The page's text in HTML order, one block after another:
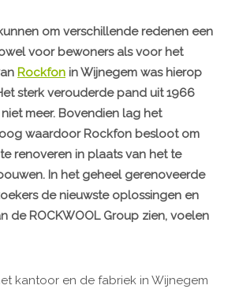
om verschillende redenen een
voor bewoners als voor het
Rockfon in Wijnegem was hierop
sterk verouderde pand uit 1966
meer. Bovendien lag het
waardoor Rockfon besloot om
renoveren in plaats van het te
In het geheel gerenoveerde
de nieuwste oplossingen en
de ROCKWOOL Group zien, voelen
kantoor en de fabriek in Wijnegem